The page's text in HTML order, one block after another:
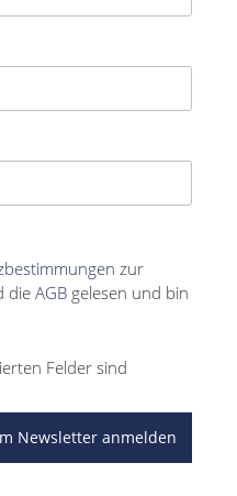
zur
die AGB gelesen und bin
Felder sind
Newsletter anmelden